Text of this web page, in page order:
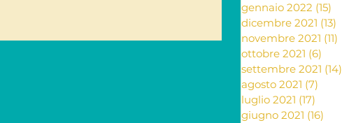
gennaio 2022 (15)
dicembre 2021 (13)
novembre 2021 (11)
ottobre 2021 (6)
settembre 2021 (14)
agosto 2021 (7)
luglio 2021 (17)
giugno 2021 (16)